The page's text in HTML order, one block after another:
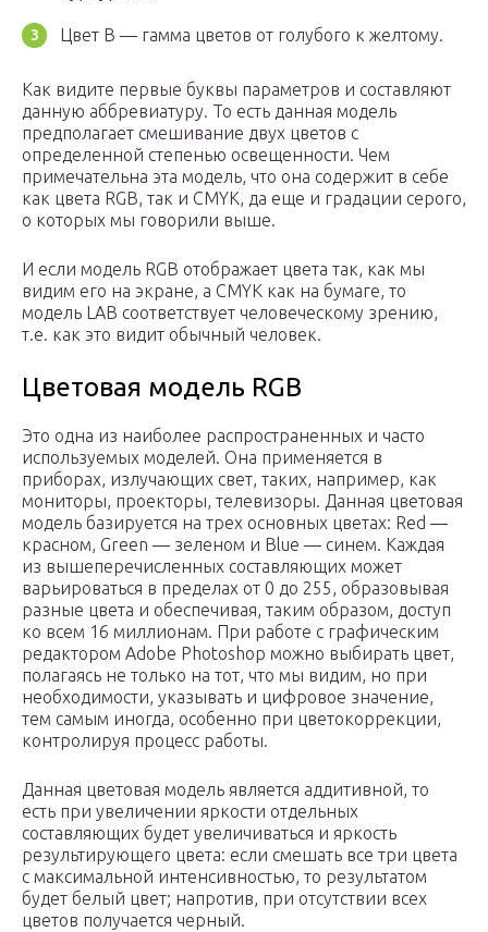
Цвет B — гамма цветов от голубого к желтому.
Как видите первые буквы параметров и составляют
данную аббревиатуру. То есть данная модель
предполагает смешивание двух цветов с
определенной степенью освещенности. Чем
примечательна эта модель, что она содержит в себе
как цвета RGB, так и CMYK, да еще и градации серого,
о которых мы говорили выше.
И если модель RGB отображает цвета так, как мы
видим его на экране, а CMYK как на бумаге, то
модель LAB соответствует человеческому зрению,
т.е. как это видит обычный человек.
Цветовая модель RGB
Это одна из наиболее распространенных и часто
используемых моделей. Она применяется в
приборах, излучающих свет, таких, например, как
мониторы, проекторы, телевизоры. Данная цветовая
модель базируется на трех основных цветах: Red —
красном, Green — зеленом и Blue — синем. Каждая
из вышеперечисленных составляющих может
варьироваться в пределах от 0 до 255, образовывая
разные цвета и обеспечивая, таким образом, доступ
ко всем 16 миллионам. При работе с графическим
редактором Adobe Photoshop можно выбирать цвет,
полагаясь не только на тот, что мы видим, но при
необходимости, указывать и цифровое значение,
тем самым иногда, особенно при цветокоррекции,
контролируя процесс работы.
Данная цветовая модель является аддитивной, то
есть при увеличении яркости отдельных
составляющих будет увеличиваться и яркость
результирующего цвета: если смешать все три цвета
с максимальной интенсивностью, то результатом
будет белый цвет; напротив, при отсутствии всех
цветов получается черный.